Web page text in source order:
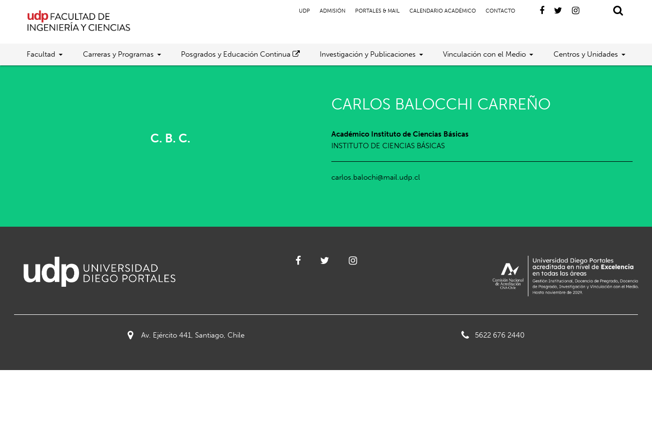
UDP ADMISIÓN PORTALES & MAIL CALENDARIO ACADÉMICO CONTACTO
Facultad Carreras y Programas Posgrados y Educación Continua Investigación y Publicaciones Vinculación con el Medio Centros y Unidades
C. B. C.
CARLOS BALOCCHI CARREÑO
Académico Instituto de Ciencias Básicas
INSTITUTO DE CIENCIAS BÁSICAS
carlos.balochi@mail.udp.cl
Av. Ejército 441, Santiago, Chile 5622 676 2440